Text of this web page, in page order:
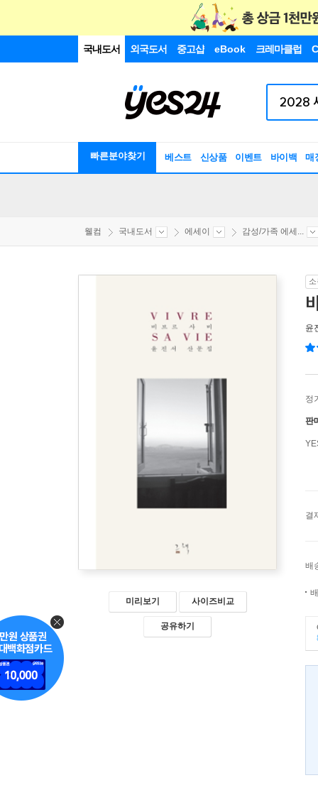
국내도서 외국도서 중고샵 eBook 크레마클럽
빠른분야찾기 베스트 신상품 이벤트 바이백 매
웰컴 국내도서 에세이 감성/가족 에세...
미리보기 사이즈비교
공유하기
윤
정
판
결
배